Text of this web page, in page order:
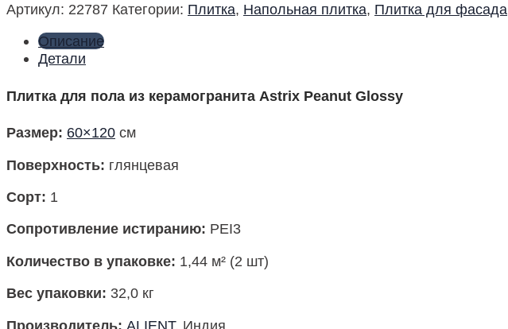
Артикул: 22787 Категории: Плитка, Напольная плитка, Плитка для фасада
Описание
Детали
Плитка для пола из керамогранита Astrix Peanut Glossy
Размер: 60×120 см
Поверхность: глянцевая
Сорт: 1
Сопротивление истиранию: PEI3
Количество в упаковке: 1,44 м² (2 шт)
Вес упаковки: 32,0 кг
Производитель: ALIENT, Индия